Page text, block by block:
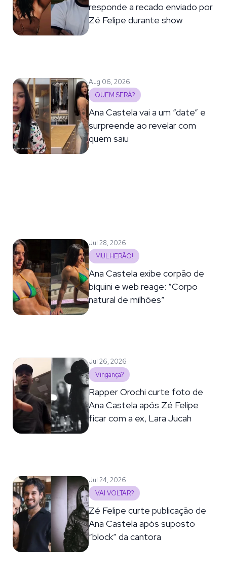
responde a recado enviado por
Zé Felipe durante show
Aug 06, 2026
QUEM SERÁ?
Ana Castela vai a um “date” e
surpreende ao revelar com
quem saiu
Jul 28, 2026
MULHERÃO!
Ana Castela exibe corpão de
bíquini e web reage: “Corpo
natural de milhões”
Jul 26, 2026
Vingança?
Rapper Orochi curte foto de
Ana Castela após Zé Felipe
ficar com a ex, Lara Jucah
Jul 24, 2026
VAI VOLTAR?
Zé Felipe curte publicação de
Ana Castela após suposto
“block” da cantora